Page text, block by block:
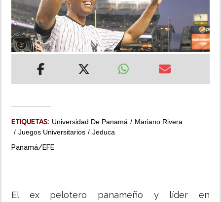
MULTIMEDIA
IMPRESO
ETIQUETAS: Universidad De Panamá
Mariano Rivera
Juegos Universitarios
Jeduca
Panamá/EFE
El ex pelotero panameño y líder en